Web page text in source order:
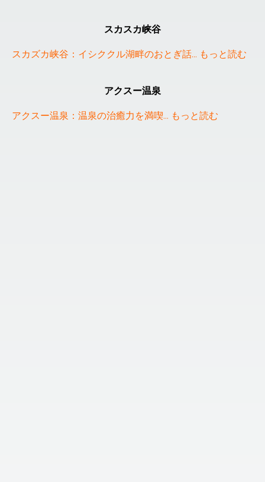
スカスカ峡谷
スカズカ峡谷：イシククル湖畔のおとぎ話... もっと読む
アクスー温泉
アクスー温泉：温泉の治癒力を満喫... もっと読む